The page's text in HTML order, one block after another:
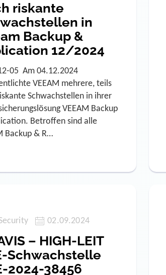
riskante
in
Backup &
12/2024
05 Am 04.12.2024
VEEAM mehrere, teils
Schwachstellen in ihrer
VEEAM Backup
Betroffen sind alle
Backup & R…
02.09.2024
– HIGH-LEIT
Schwachstelle
2024-38456